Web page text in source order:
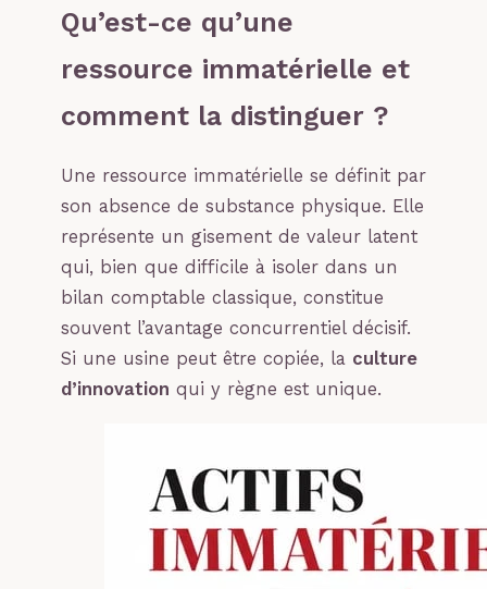
Qu’est-ce qu’une
ressource immatérielle et
comment la distinguer ?
Une ressource immatérielle se définit par
son absence de substance physique. Elle
représente un gisement de valeur latent
qui, bien que difficile à isoler dans un
bilan comptable classique, constitue
souvent l’avantage concurrentiel décisif.
Si une usine peut être copiée, la culture
d’innovation qui y règne est unique.